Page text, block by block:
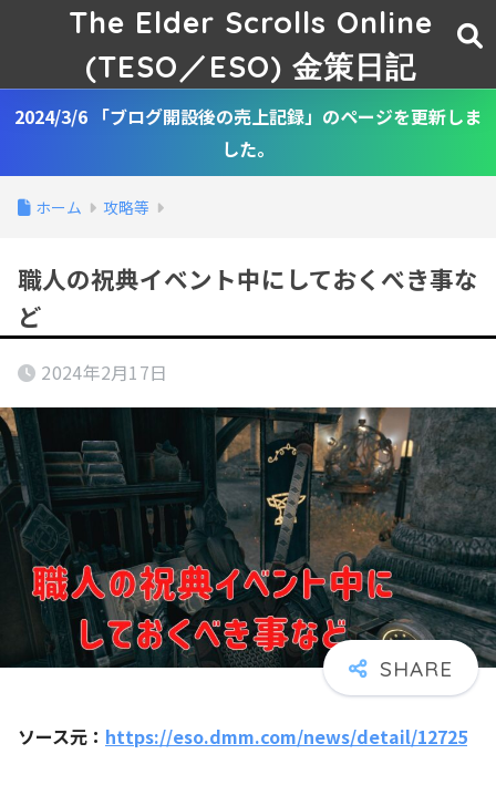
The Elder Scrolls Online
(TESO／ESO) 金策日記
2024/3/6 「ブログ開設後の売上記録」のページを更新しま
した。
ホーム 攻略等
職人の祝典イベント中にしておくべき事な
ど
2024年2月17日
ソース元： https://eso.dmm.com/news/detail/12725